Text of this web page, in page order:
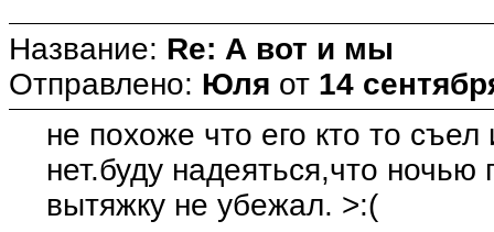
Название: Re: А вот и мы
Отправлено: Юля от 14
не похоже что его кто то
нет.буду надеяться,что ночью
вытяжку не убежал. >:(